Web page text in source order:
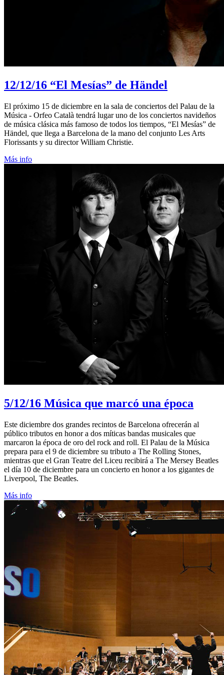
12/12/16 “El Mesías” de Händel
El próximo 15 de diciembre en la sala de conciertos del Palau de la
Música - Orfeo Català tendrá lugar uno de los conciertos navideños
de música clásica más famoso de todos los tiempos, “El Mesías” de
Händel, que llega a Barcelona de la mano del conjunto Les Arts
Florissants y su director William Christie.
Más info
5/12/16 Música que marcó una época
Este diciembre dos grandes recintos de Barcelona ofrecerán al
público tributos en honor a dos míticas bandas musicales que
marcaron la época de oro del rock and roll. El Palau de la Música
prepara para el 9 de diciembre su tributo a The Rolling Stones,
mientras que el Gran Teatre del Liceu recibirá a The Mersey Beatles
el día 10 de diciembre para un concierto en honor a los gigantes de
Liverpool, The Beatles.
Más info